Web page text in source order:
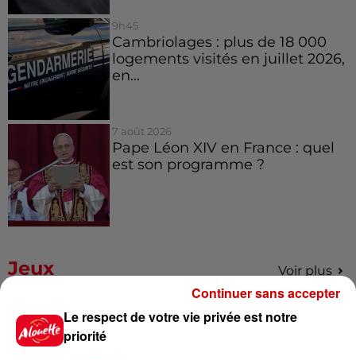
9h45
Cambriolages : plus de 18 000
logements visités en juillet 2026,
en...
7 août 2026
Pape Léon XIV en France : quel
est son programme ?
Jeux Voir plus
Gagnez vos places pour le
festival Marché Gourmand 2026
Le respect de votre vie privée est notre
priorité
Continuer sans accepter